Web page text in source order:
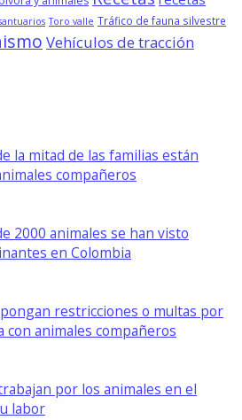
Toro valle Tráfico de fauna silvestre
Vehículos de tracción
la mitad de las familias están
compañeros
2000 animales se han visto
en Colombia
restricciones o multas por
con animales compañeros
por los animales en el
labor